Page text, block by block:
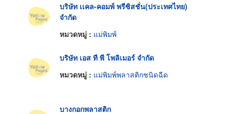
บริษัท เเคล-คอมพ์ พรีซิสชั่น(ประเทศไทย)
จำกัด
หมวดหมู่ : แม่พิมพ์
บริษัท เอส ที พี โพลิเมอร์ จำกัด
หมวดหมู่ : แม่พิมพ์พลาสติกชนิดฉีด
บางกอกพลาสติก